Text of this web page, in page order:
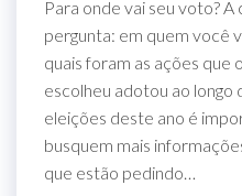
Para onde vai seu voto?
pergunta: em quem você
quais foram as ações que
escolheu adotou ao longo
eleições deste ano é
busquem mais
que estão pedindo…